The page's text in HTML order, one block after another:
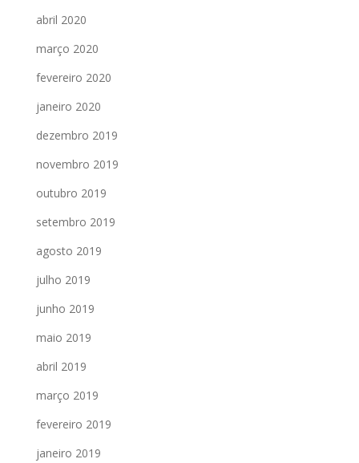
abril 2020
março 2020
fevereiro 2020
janeiro 2020
dezembro 2019
novembro 2019
outubro 2019
setembro 2019
agosto 2019
julho 2019
junho 2019
maio 2019
abril 2019
março 2019
fevereiro 2019
janeiro 2019